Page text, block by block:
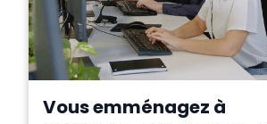
Vous emménagez à